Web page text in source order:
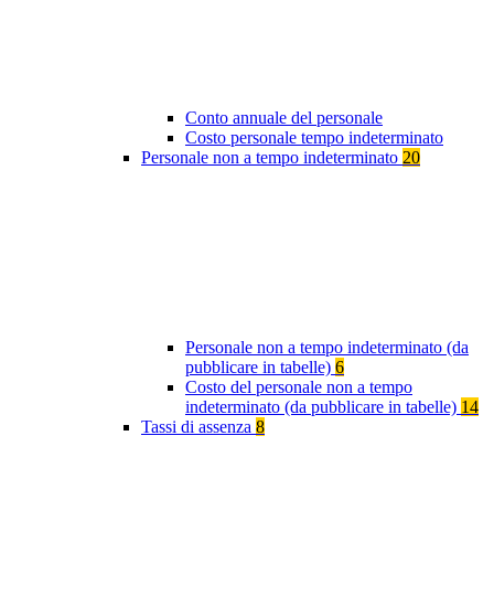
Conto annuale del personale
Costo personale tempo indeterminato
Personale non a tempo indeterminato 20
Personale non a tempo indeterminato (da
pubblicare in tabelle) 6
Costo del personale non a tempo
indeterminato (da pubblicare in tabelle) 14
Tassi di assenza 8